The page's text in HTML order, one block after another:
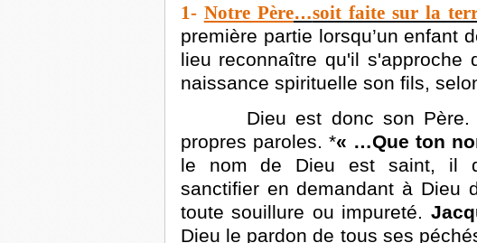
1- Notre Père…soit faite sur la
première partie lorsqu’un enfant
lieu reconnaître qu'il
naissance spirituelle son fils,
Dieu est donc son
propres paroles. *« …Que ton
le nom de Dieu est saint, il
sanctifier en demandant à Dieu
toute souillure ou impureté.
Dieu le pardon de tous ses